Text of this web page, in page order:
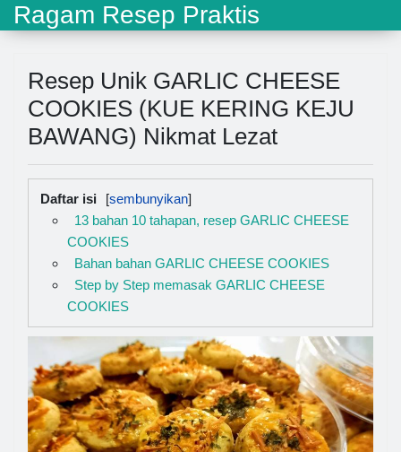
Ragam Resep Praktis
Resep Unik GARLIC CHEESE
COOKIES (KUE KERING KEJU
BAWANG) Nikmat Lezat
Daftar isi
13 bahan 10 tahapan, resep GARLIC CHEESE
COOKIES
Bahan bahan GARLIC CHEESE COOKIES
Step by Step memasak GARLIC CHEESE
COOKIES